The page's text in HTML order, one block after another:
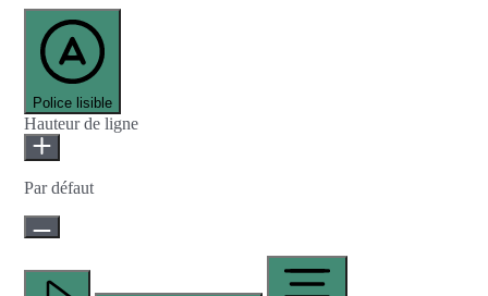
Police lisible
Hauteur de ligne
Par défaut